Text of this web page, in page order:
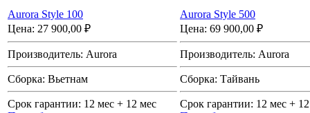
Aurora Style 100
Цена: 27 900,00 ₽
Производитель: Aurora
Сборка: Вьетнам
Срок гарантии: 12 мес + 12 мес
Aurora Style 500
Цена: 69 900,00 ₽
Производитель: Aurora
Сборка: Тайвань
Срок гарантии: 12 мес +